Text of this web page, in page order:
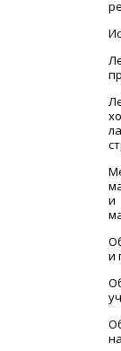
и
и